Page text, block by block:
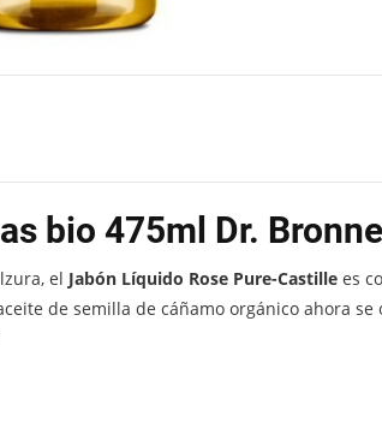
bio 475ml Dr.
el Jabón Líquido Rose Pure-Castille es
de semilla de cáñamo orgánico ahora